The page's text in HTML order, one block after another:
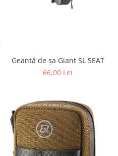
Geantă de șa Giant SL SEAT
66,00 Lei